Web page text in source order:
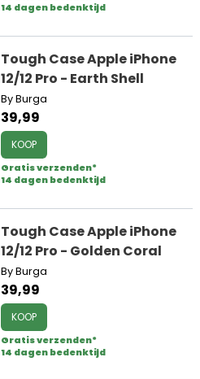
14 dagen bedenktijd
Tough Case Apple iPhone
12/12 Pro - Earth Shell
By Burga
39,99
KOOP
Gratis verzenden*
14 dagen bedenktijd
Tough Case Apple iPhone
12/12 Pro - Golden Coral
By Burga
39,99
KOOP
Gratis verzenden*
14 dagen bedenktijd